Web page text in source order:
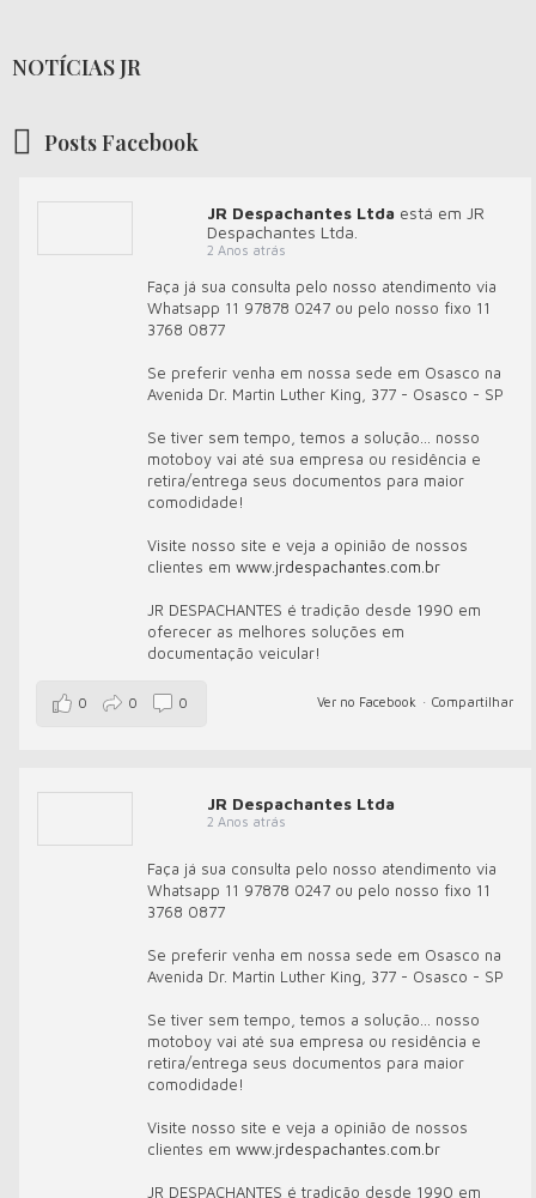
NOTÍCIAS JR
Posts Facebook
JR Despachantes Ltda está em JR
Despachantes Ltda.
2 Anos atrás
Faça já sua consulta pelo nosso atendimento via
Whatsapp 11 97878 0247 ou pelo nosso fixo 11
3768 0877
Se preferir venha em nossa sede em Osasco na
Avenida Dr. Martin Luther King, 377 - Osasco - SP
Se tiver sem tempo, temos a solução... nosso
motoboy vai até sua empresa ou residência e
retira/entrega seus documentos para maior
comodidade!
Visite nosso site e veja a opinião de nossos
clientes em www.jrdespachantes.com.br
JR DESPACHANTES é tradição desde 1990 em
oferecer as melhores soluções em
documentação veicular!
Ver no Facebook · Compartilhar
0 0 0
JR Despachantes Ltda
2 Anos atrás
Faça já sua consulta pelo nosso atendimento via
Whatsapp 11 97878 0247 ou pelo nosso fixo 11
3768 0877
Se preferir venha em nossa sede em Osasco na
Avenida Dr. Martin Luther King, 377 - Osasco - SP
Se tiver sem tempo, temos a solução... nosso
motoboy vai até sua empresa ou residência e
retira/entrega seus documentos para maior
comodidade!
Visite nosso site e veja a opinião de nossos
clientes em www.jrdespachantes.com.br
JR DESPACHANTES é tradição desde 1990 em